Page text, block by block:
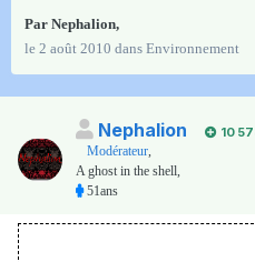
Par Nephalion,
le 2 août 2010 dans Environnement
Nephalion
10
Modérateur,
A ghost in the shell,
51ans